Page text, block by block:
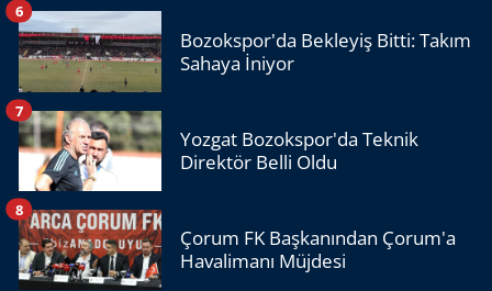
Bozokspor'da Bekleyiş Bitti: Takım
Sahaya İniyor
6
Yozgat Bozokspor'da Teknik
Direktör Belli Oldu
7
Çorum FK Başkanından Çorum'a
Havalimanı Müjdesi
8